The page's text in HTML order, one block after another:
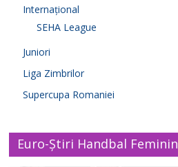
Internațional
SEHA League
Juniori
Liga Zimbrilor
Supercupa Romaniei
Euro-Știri Handbal Feminin